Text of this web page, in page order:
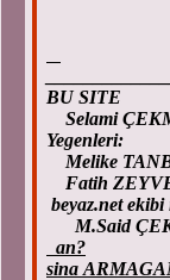
BU SITE
Selami
Yegenleri:
Melike
Fatih
beyaz.net
M.Said
an?
sina